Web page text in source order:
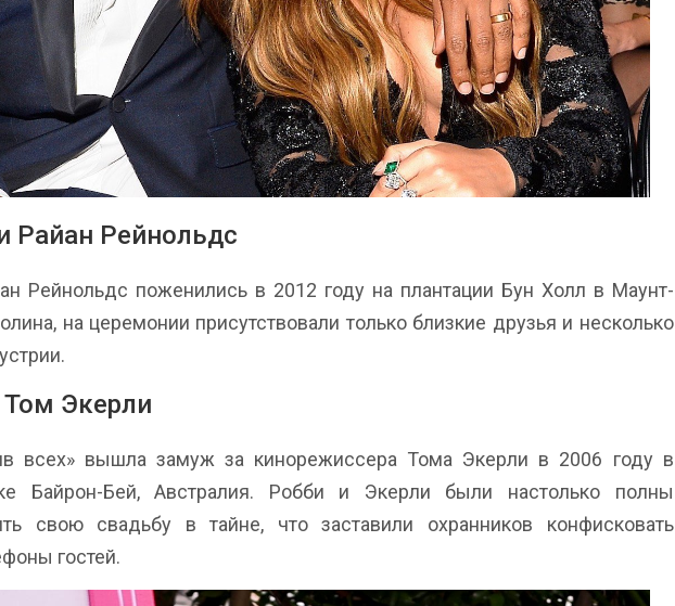
Райан Рейнольдс
Рейнольдс поженились в 2012 году на плантации Бун Холл в Маунт-
на церемонии присутствовали только близкие друзья и несколько
Экерли
всех» вышла замуж за кинорежиссера Тома Экерли в 2006 году в
Байрон-Бей, Австралия. Робби и Экерли были настолько полны
свою свадьбу в тайне, что заставили охранников конфисковать
гостей.